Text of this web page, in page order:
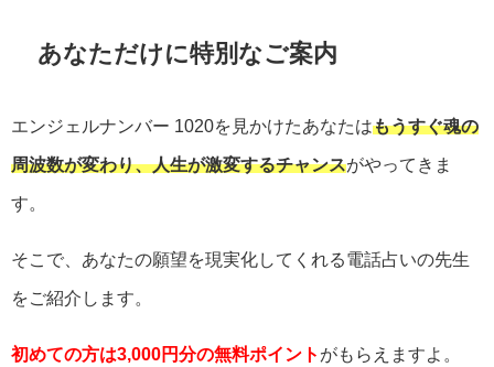
あなただけに特別なご案内
エンジェルナンバー 1020を見かけたあなたはもうすぐ魂の
周波数が変わり、人生が激変するチャンスがやってきま
す。
そこで、あなたの願望を現実化してくれる電話占いの先生
をご紹介します。
初めての方は3,000円分の無料ポイント がもらえますよ。